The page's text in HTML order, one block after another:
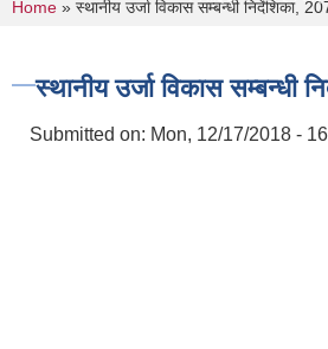
You are here
Home » स्थानीय उर्जा विकास सम्बन्धी निर्देशिका,
स्थानीय उर्जा विकास सम्बन्धी
Submitted on: Mon, 12/17/2018 -